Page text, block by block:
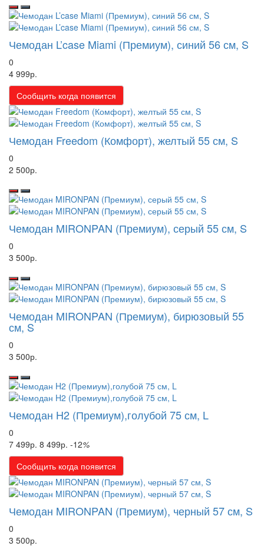
Чемодан L’case Miami (Премиум), синий 56 см, S
0
4 999р.
Сообщить когда появится
Чемодан Freedom (Комфорт), желтый 55 см, S
0
2 500р.
Чемодан MIRONPAN (Премиум), серый 55 см, S
0
3 500р.
Чемодан MIRONPAN (Премиум), бирюзовый 55
см, S
0
3 500р.
Чемодан H2 (Премиум),голубой 75 см, L
0
7 499р. 8 499р. -12%
Сообщить когда появится
Чемодан MIRONPAN (Премиум), черный 57 см, S
0
3 500р.